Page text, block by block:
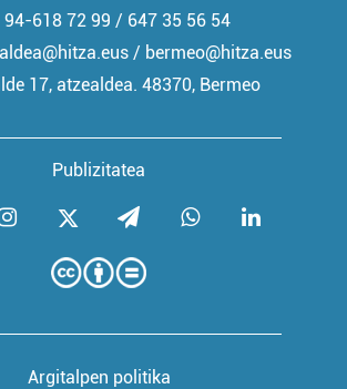
Publizitatea
94-618 72 99 / 647 35 56 54
/ bermeo@hitza.eus
17, atzealdea. 48370, Bermeo
Argitalpen politika